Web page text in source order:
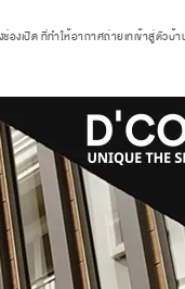
เปิด ที่ทำให้อากาศถ่ายเทเข้าสู่ตัวบ้า